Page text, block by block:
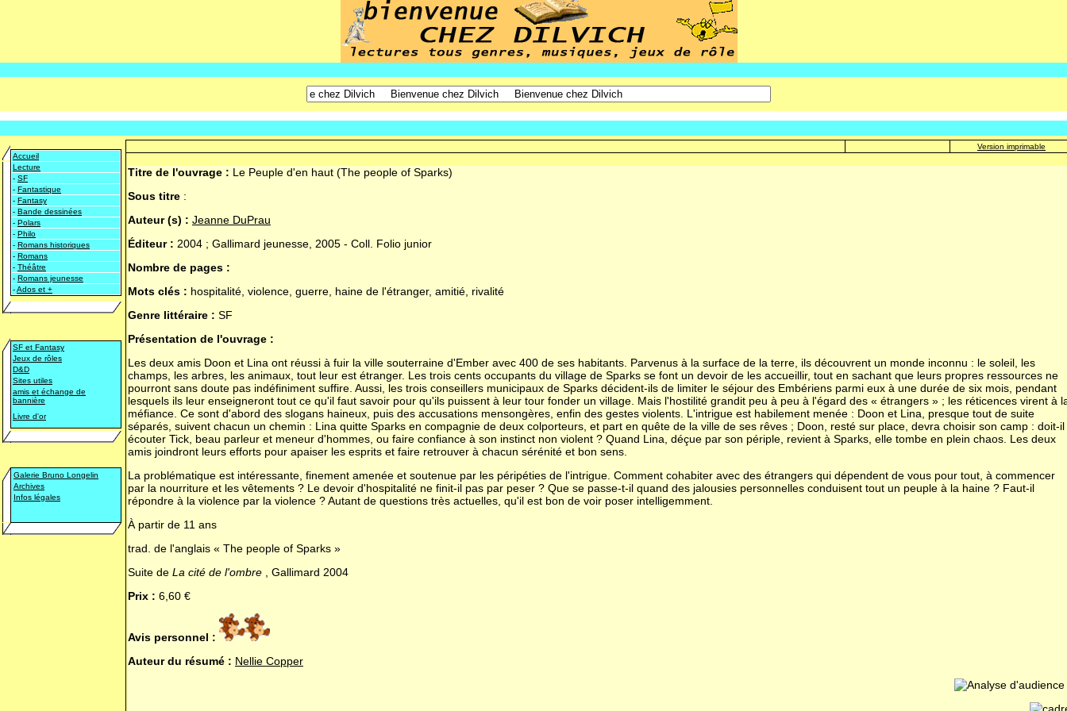
Accueil
Lecture
- SF
- Fantastique
- Fantasy
- Bande dessinées
- Polars
- Philo
- Romans historiques
- Romans
- Théâtre
- Romans jeunesse
-Ados et +
SF et Fantasy
Jeux de rôles
D&D
Sites utiles
amis et échange de
bannière
Livre d'or
Galerie Bruno Longelin
Archives
Infos légales
Version imprimable
Titre de l'ouvrage : Le Peuple d'en haut (The people of Sparks)
Sous titre :
Auteur (s) : Jeanne DuPrau
Éditeur : 2004 ; Gallimard jeunesse, 2005 - Coll. Folio junior
Nombre de pages :
Mots clés : hospitalité, violence, guerre, haine de l'étranger, amitié, rivalité
Genre littéraire : SF
Présentation de l'ouvrage :
Les deux amis Doon et Lina ont réussi à fuir la ville souterraine d'Ember avec 400 de ses habitants. Parvenus à la surface de la terre, ils découvrent un monde inconnu : le soleil, les
champs, les arbres, les animaux, tout leur est étranger. Les trois cents occupants du village de Sparks se font un devoir de les accueillir, tout en sachant que leurs propres ressources ne
pourront sans doute pas indéfiniment suffire. Aussi, les trois conseillers municipaux de Sparks décident-ils de limiter le séjour des Embériens parmi eux à une durée de six mois, pendant
lesquels ils leur enseigneront tout ce qu'il faut savoir pour qu'ils puissent à leur tour fonder un village. Mais l'hostilité grandit peu à peu à l'égard des « étrangers » ; les réticences virent à
méfiance. Ce sont d'abord des slogans haineux, puis des accusations mensongères, enfin des gestes violents. L'intrigue est habilement menée : Doon et Lina, presque tout de suite
séparés, suivent chacun un chemin : Lina quitte Sparks en compagnie de deux colporteurs, et part en quête de la ville de ses rêves ; Doon, resté sur place, devra choisir son camp : doit-il
écouter Tick, beau parleur et meneur d'hommes, ou faire confiance à son instinct non violent ? Quand Lina, déçue par son périple, revient à Sparks, elle tombe en plein chaos. Les deux
amis joindront leurs efforts pour apaiser les esprits et faire retrouver à chacun sérénité et bon sens.
La problématique est intéressante, finement amenée et soutenue par les péripéties de l'intrigue. Comment cohabiter avec des étrangers qui dépendent de vous pour tout, à commencer
par la nourriture et les vêtements ? Le devoir d'hospitalité ne finit-il pas par peser ? Que se passe-t-il quand des jalousies personnelles conduisent tout un peuple à la haine ? Faut-il
répondre à la violence par la violence ? Autant de questions très actuelles, qu'il est bon de voir poser intelligemment.
À partir de 11 ans
trad. de l'anglais « The people of Sparks »
Suite de La cité de l'ombre
, Gallimard 2004
Prix : 6,60 €
Avis personnel :
Auteur du résumé : Nellie Copper